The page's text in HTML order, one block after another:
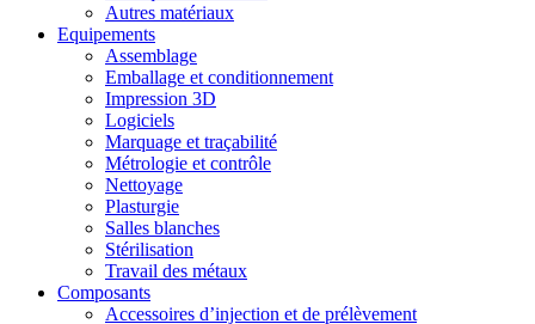
Autres matériaux
Equipements
Assemblage
Emballage et conditionnement
Impression 3D
Logiciels
Marquage et traçabilité
Métrologie et contrôle
Nettoyage
Plasturgie
Salles blanches
Stérilisation
Travail des métaux
Composants
Accessoires d’injection et de prélèvement